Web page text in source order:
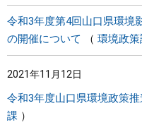
令和3年度第4回山口県環境
の開催について
環境政策
2021年11月12日
令和3年度山口県環境政策
課